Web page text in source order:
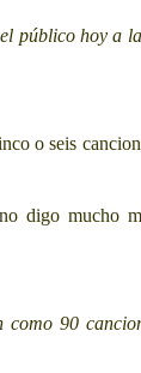
público hoy a
o seis
digo mucho
como 90